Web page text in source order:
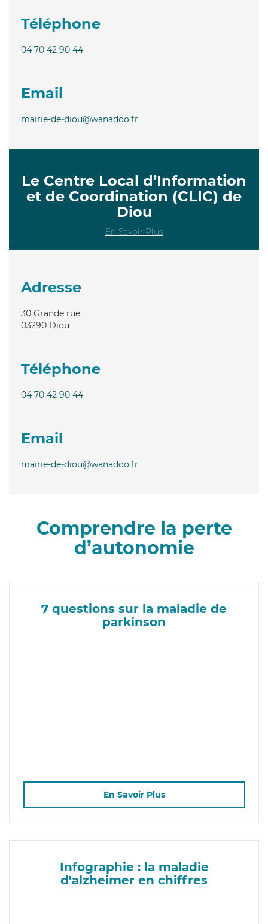
Téléphone
04 70 42 90 44
Email
mairie-de-diou@wanadoo.fr
Le Centre Local d’Information
et de Coordination (CLIC) de
Diou
En Savoir Plus
Adresse
30 Grande rue
03290 Diou
Téléphone
04 70 42 90 44
Email
mairie-de-diou@wanadoo.fr
Comprendre la perte
d’autonomie
7 questions sur la maladie de
parkinson
En Savoir Plus
Infographie : la maladie
d'alzheimer en chiffres